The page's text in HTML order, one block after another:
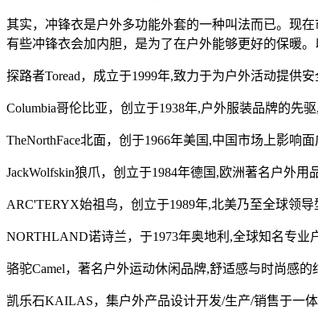
其实，冲锋衣是户外多功能外套的一种叫法而已。现
有些冲锋衣会加内胆，是为了在户外能够更好的保暖。
探路者Toread，成立于1999年,致力于为户外活动提供
Columbia哥伦比亚，创立于1938年,户外服装品牌的先
TheNorthFace北面，创于1966年美国,中国市场上影响
JackWolfskin狼爪，创立于1984年德国,欧洲著名户外
ARC'TERYX始祖鸟，创立于1989年,北美乃至全球领
NORTHLAND诺诗兰，于1973年奥地利,全球知名专业
骆驼Camel，著名户外运动休闲品牌,舒适感与时尚感
凯乐石KAILAS，集户外产品设计开发/生产/销售于一